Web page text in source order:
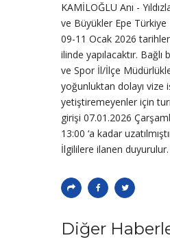
KAMİLOĞLU Anı -
ve Büyükler Epe Türkiye
09-11 Ocak 2026
ilinde yapılacaktır. Bağlı
ve Spor İl/İlçe
yoğunluktan dolayı vize
yetiştiremeyenler için
girişi 07.01.2026
13:00 ‘a kadar
İlgililere ilanen duyurulur.
Diğer